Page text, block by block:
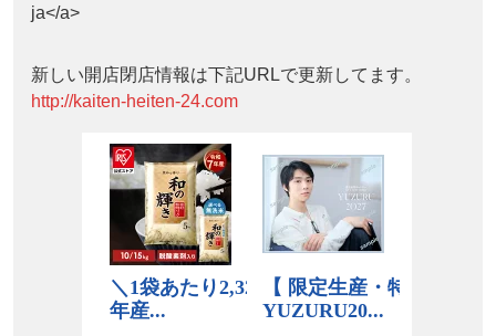
ja</a>
新しい開店閉店情報は下記URLで更新してます。
http://kaiten-heiten-24.com